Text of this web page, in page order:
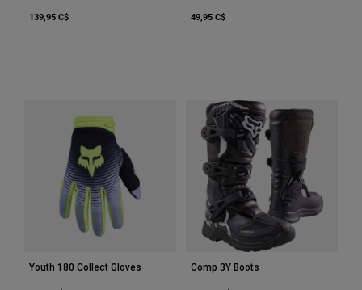
Youth
Sweatshirts
Tout acheter
139,95 C$ 49,95 C$
Youth 180 Collect Gloves Comp 3Y Boots